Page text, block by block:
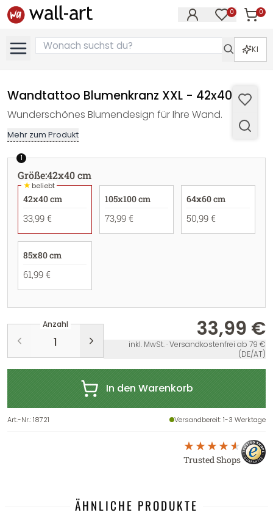
0 0
KI
Wandtattoo Blumenkranz XXL - 42x40 cm
Wunderschönes Blumendesign für Ihre Wand.
Mehr zum Produkt
1
Größe:42x40 cm
★beliebt
42x40 cm
33,99 €
105x100 cm
73,99 €
64x60 cm
50,99 €
85x80 cm
61,99 €
Anzahl 33,99 €
inkl. MwSt. · Versandkostenfrei ab 79 €
(DE/AT)
In den Warenkorb
Art.-Nr.:18721 Versandbereit: 1-3 Werktage
Trusted Shops
ÄHNLICHE PRODUKTE